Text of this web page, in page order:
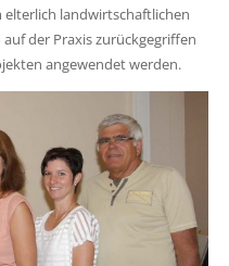
elterlich landwirtschaftlichen
der Praxis zurückgegriffen
angewendet werden.